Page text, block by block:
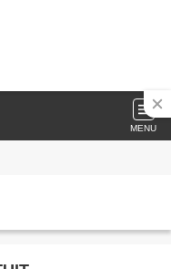
MENU